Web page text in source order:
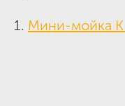
Мини-мойка K